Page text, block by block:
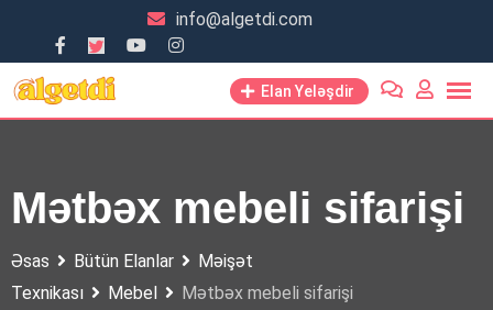
content
info@algetdi.com
Elan Yeləşdir
Mətbəx mebeli sifarişi
Əsas Bütün Elanlar
Məişət
Texnikası
Mebel Mətbəx mebeli sifarişi